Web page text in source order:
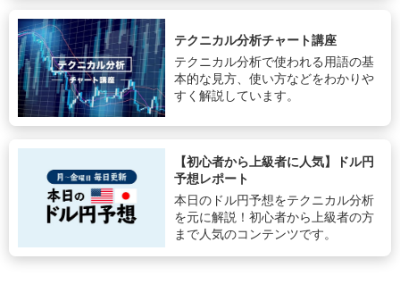
テクニカル分析チャート講座
テクニカル分析で使われる用語の基
本的な見方、使い方などをわかりや
すく解説しています。
【初心者から上級者に人気】ドル円
予想レポート
本日のドル円予想をテクニカル分析
を元に解説！初心者から上級者の方
まで人気のコンテンツです。